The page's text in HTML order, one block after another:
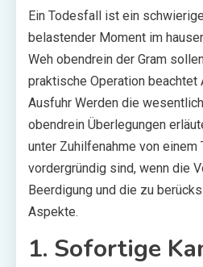
Ein Todesfall ist ein
belastender Moment im
Weh obendrein der Gram
praktische Operation beachtet
Ausfuhr Werden die
obendrein Überlegungen
unter Zuhilfenahme von einem
vordergründig sind, wenn die
Beerdigung und die zu
Aspekte.
1. Sofortige